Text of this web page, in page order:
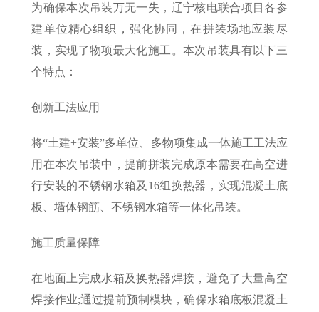
为确保本次吊装万无一失，辽宁核电联合项目各参
建单位精心组织，强化协同，在拼装场地应装尽
装，实现了物项最大化施工。本次吊装具有以下三
个特点：
创新工法应用
将“土建+安装”多单位、多物项集成一体施工工法应
用在本次吊装中，提前拼装完成原本需要在高空进
行安装的不锈钢水箱及16组换热器，实现混凝土底
板、墙体钢筋、不锈钢水箱等一体化吊装。
施工质量保障
在地面上完成水箱及换热器焊接，避免了大量高空
焊接作业;通过提前预制模块，确保水箱底板混凝土